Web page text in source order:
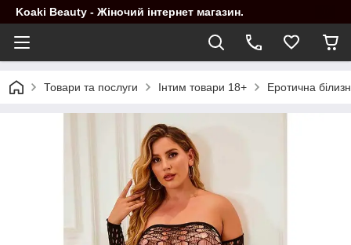
Koaki Beauty - Жіночий інтернет магазин.
Товари та послуги Інтим товари 18+ Еротична